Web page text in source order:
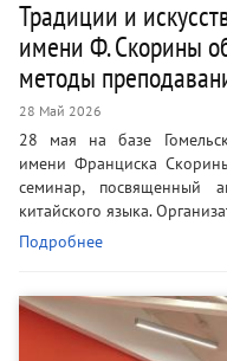
Традиции и
имени Ф. Скорины
методы
28 Май 2026
28 мая на базе
имени Франциска
семинар, посвященный
китайского языка.
Подробнее